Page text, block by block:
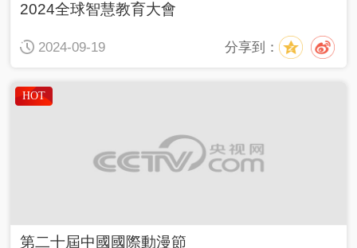
2024全球智慧教育大會
2024-09-19 分享到：
HOT
第二十屆中國國際動漫節